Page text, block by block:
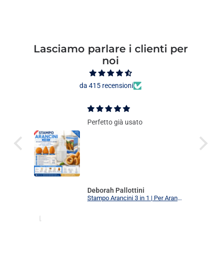
Lasciamo parlare i clienti per
noi
da 415 recensioni
Perfetto già usato
Deborah Pallottini
Stampo Arancini 3 in 1 | Per Arancini, Supplì e Polpette Uniformi | 3 Forme Intercambiabili Food Grade + Ricettario